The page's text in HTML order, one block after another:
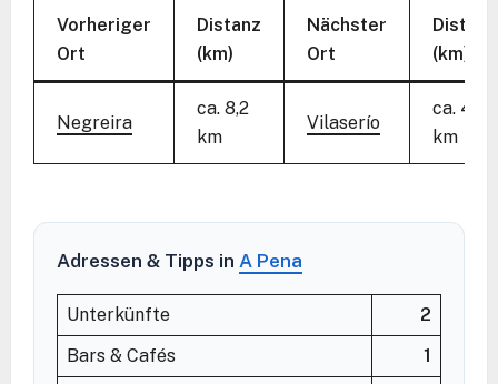
Vorheriger
Ort
Distanz
(km)
Nächster
Ort
Distanz
(km)
Negreira
ca. 8,2
km
Vilaserío
ca. 4,5
km
Adressen & Tipps in A Pena
Unterkünfte
2
Bars & Cafés
1